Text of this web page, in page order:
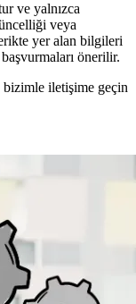
ve yalnızca
veya
yer alan bilgileri
önerilir.
bizimle iletişime geçin